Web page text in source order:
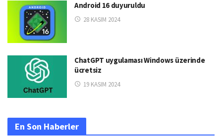
Android 16 duyuruldu
28 KASIM 2024
ChatGPT uygulaması Windows üzerinde
ücretsiz
19 KASIM 2024
En Son Haberler